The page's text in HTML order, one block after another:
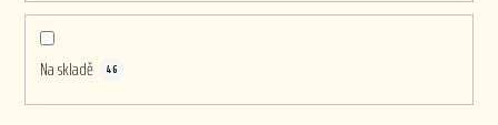
r
u
Na skladě 46